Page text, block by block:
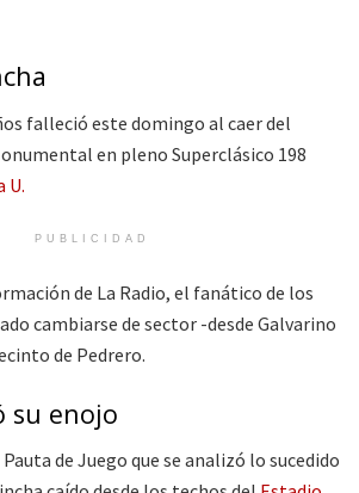
falleció este domingo al caer del
en pleno Superclásico 198
U.
PUBLICIDAD
de La Radio, el fanático de los
cambiarse de sector -desde Galvarino
de Pedrero.
su enojo
de Juego que se analizó lo sucedido